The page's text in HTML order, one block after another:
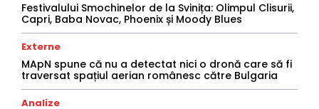
Festivalului Smochinelor de la Svinița: Olimpul Clisurii,
Capri, Baba Novac, Phoenix și Moody Blues
Externe
MApN spune că nu a detectat nici o dronă care să fi
traversat spațiul aerian românesc către Bulgaria
Analize